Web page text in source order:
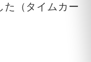
た（タイムカー